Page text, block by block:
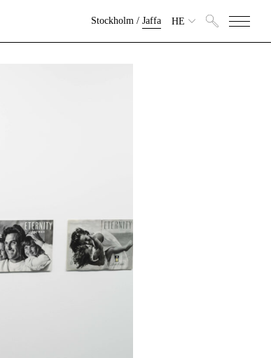
Stockholm/ Jaffa HE